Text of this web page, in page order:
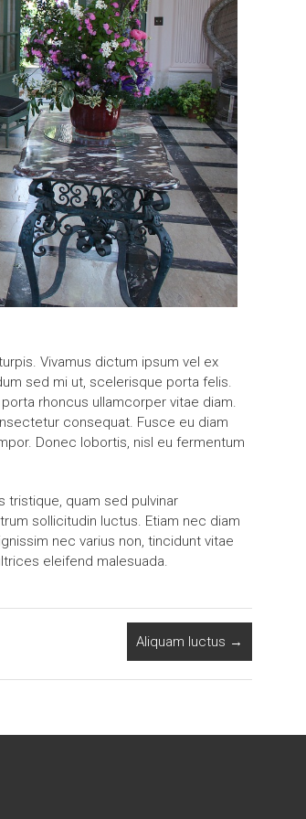
Vivamus dictum ipsum vel ex
sed mi ut, scelerisque porta felis.
rhoncus ullamcorper vitae diam.
consequat. Fusce eu diam
Donec lobortis, nisl eu fermentum
tristique, quam sed pulvinar
sollicitudin luctus. Etiam nec diam
nec varius non, tincidunt vitae
eleifend malesuada.
Aliquam luctus →